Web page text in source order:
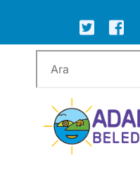
content
ICON
LABEL
ICON
LABEL